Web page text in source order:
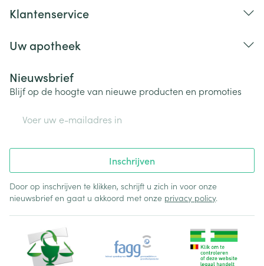
Klantenservice
Uw apotheek
Nieuwsbrief
Blijf op de hoogte van nieuwe producten en promoties
Inschrijven
Door op inschrijven te klikken, schrijft u zich in voor onze
nieuwsbrief en gaat u akkoord met onze privacy policy.